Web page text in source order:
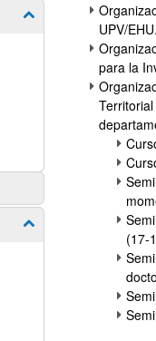
Mostrar/ocultar
Mostrar/ocultar
UPV/
para la
(17-